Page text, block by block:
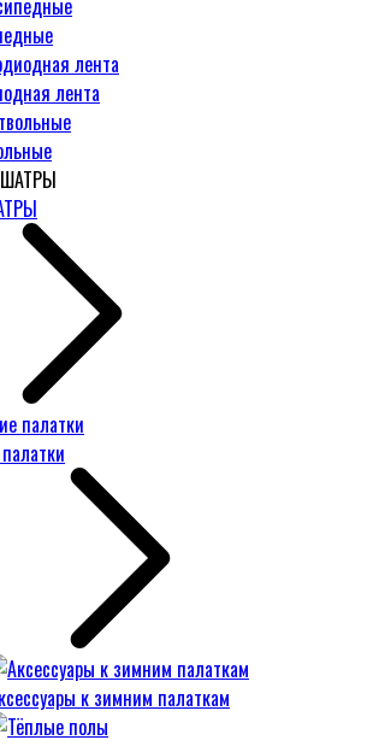
лента
к зимним палаткам